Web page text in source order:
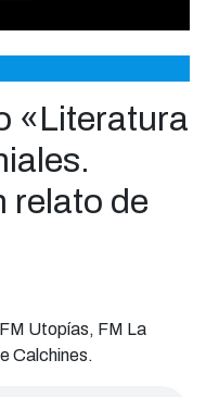
«Literatura
relato de
Utopías, FM La
Calchines.